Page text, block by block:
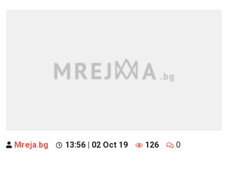
Mreja.bg 13:56 | 02 Oct 19 126 0